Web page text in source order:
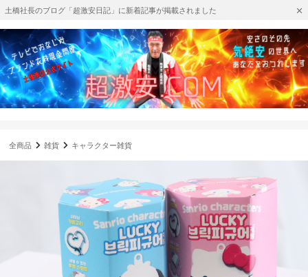
土橋社長のブログ「超激安日記」に新着記事が掲載されました
全商品 雑貨 キャラクター雑貨